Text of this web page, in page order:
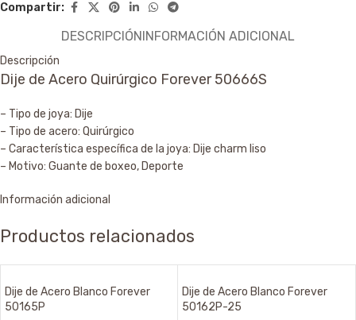
Compartir:
DESCRIPCIÓNINFORMACIÓN ADICIONAL
Descripción
Dije de Acero Quirúrgico Forever 50666S
– Tipo de joya: Dije
– Tipo de acero: Quirúrgico
– Característica específica de la joya: Dije charm liso
– Motivo: Guante de boxeo, Deporte
Información adicional
Productos relacionados
Dije de Acero Blanco Forever
50165P
Dije de Acero Blanco Forever
50162P-25